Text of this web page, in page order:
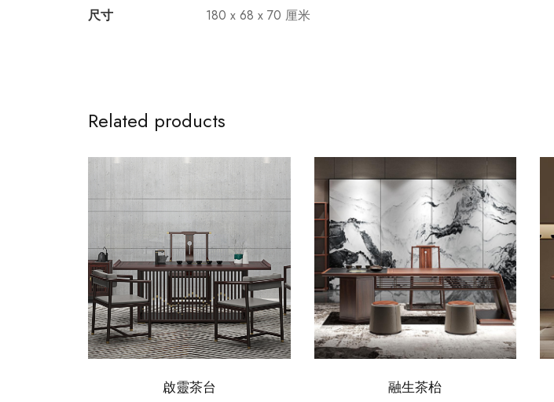
尺寸 180 x 68 x 70 厘米
Related products
啟靈茶台 融生茶枱